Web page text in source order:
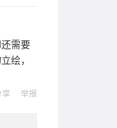
需要
绘，
享 举报